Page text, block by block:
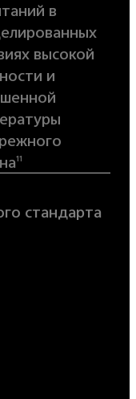
в
высокой
и
11
стандарта